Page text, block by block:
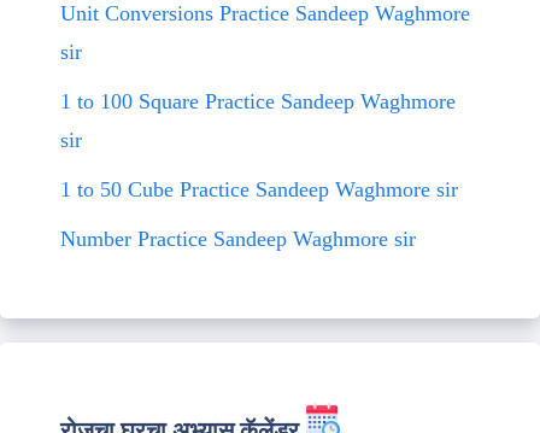
Unit Conversions Practice Sandeep Waghmore
sir
1 to 100 Square Practice Sandeep Waghmore
sir
1 to 50 Cube Practice Sandeep Waghmore sir
Number Practice Sandeep Waghmore sir